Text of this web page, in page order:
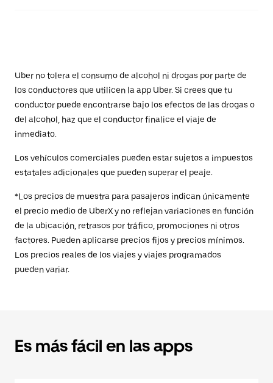
Uber no tolera el consumo de alcohol ni drogas por parte de
los conductores que utilicen la app Uber. Si crees que tu
conductor puede encontrarse bajo los efectos de las drogas o
del alcohol, haz que el conductor finalice el viaje de
inmediato.
Los vehículos comerciales pueden estar sujetos a impuestos
estatales adicionales que pueden superar el peaje.
*Los precios de muestra para pasajeros indican únicamente
el precio medio de UberX y no reflejan variaciones en función
de la ubicación, retrasos por tráfico, promociones ni otros
factores. Pueden aplicarse precios fijos y precios mínimos.
Los precios reales de los viajes y viajes programados
pueden variar.
Es más fácil en las apps